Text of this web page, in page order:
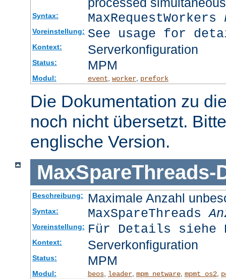
Syntax: MaxRequestWorkers
Voreinstellung: See usage for
Kontext: Serverkonfiguration
Status: MPM
Modul: event worker, prefork
Die Dokumentation zu
noch nicht übersetzt.
englische Version.
MaxSpareThreads-
Beschreibung: Maximale Anzahl
Syntax: MaxSpareThreads
Voreinstellung: Für Details siehe
Kontext: Serverkonfiguration
Status: MPM
Modul: beos, leader, mpm_netware, mpmt_os2,